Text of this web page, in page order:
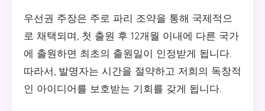
우선권 주장은 주로 파리 조약을 통해 국제적으
로 채택되며, 첫 출원 후 12개월 이내에 다른 국가
에 출원하면 최초의 출원일이 인정받게 됩니다.
따라서, 발명자는 시간을 절약하고 저희의 독창적
인 아이디어를 보호받는 기회를 갖게 됩니다.